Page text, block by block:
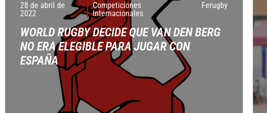
28 de abril de
2022
Competiciones
Internacionales
Ferugby
WORLD RUGBY DECIDE QUE VAN DEN BERG
NO ERA ELEGIBLE PARA JUGAR CON
ESPAÑA